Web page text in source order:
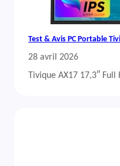
Test & Avis PC Portable
28 avril 2026
Tivique AX17 17,3″